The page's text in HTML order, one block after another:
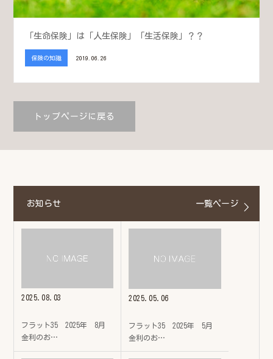
「生命保険」は「人生保険」「生活保険」？？
保険の知識 2019.06.26
トップページに戻る
お知らせ 一覧ページ
2025.08.03
フラット35 2025年 8月
金利のお…
2025.05.06
フラット35 2025年 5月
金利のお…